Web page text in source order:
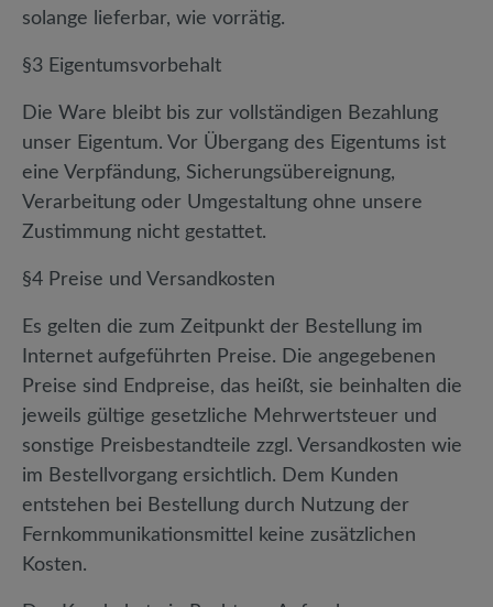
solange lieferbar, wie vorrätig.
§3 Eigentumsvorbehalt
Die Ware bleibt bis zur vollständigen Bezahlung
unser Eigentum. Vor Übergang des Eigentums ist
eine Verpfändung, Sicherungsübereignung,
Verarbeitung oder Umgestaltung ohne unsere
Zustimmung nicht gestattet.
§4 Preise und Versandkosten
Es gelten die zum Zeitpunkt der Bestellung im
Internet aufgeführten Preise. Die angegebenen
Preise sind Endpreise, das heißt, sie beinhalten die
jeweils gültige gesetzliche Mehrwertsteuer und
sonstige Preisbestandteile zzgl. Versandkosten wie
im Bestellvorgang ersichtlich. Dem Kunden
entstehen bei Bestellung durch Nutzung der
Fernkommunikationsmittel keine zusätzlichen
Kosten.